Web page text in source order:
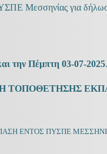
Μεσσηνίας για
την Πέμπτη 03-07-2025.
ΤΟΠΟΘΕΤΗΣΗΣ
ΕΝΤΟΣ ΠΥΣΠΕ